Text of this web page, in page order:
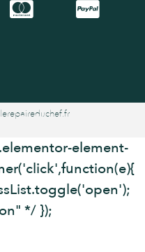
element-
*/ });